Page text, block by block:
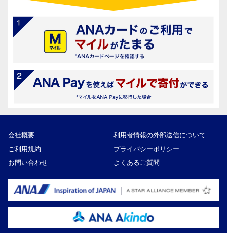
会社概要
利用者情報の外部送信について
ご利用規約
プライバシーポリシー
お問い合わせ
よくあるご質問